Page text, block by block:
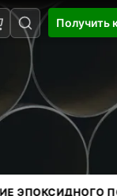
Получить